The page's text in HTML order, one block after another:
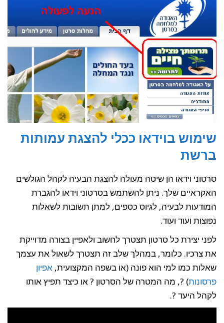
שימוש בוידאו ככלי להצגת עמותות
ברשת
סרטוני וידאו הן שיטה מעולה להצגת הבעיה לקהל הגולשים
האקראיים שלך. ניתן להשתמש בסרטוני וידאו להגברת
המודעות לבעיה, לגיוס כספים, למתן תשובות לשאלות
נפוצות ועוד ועוד.
לפני יצירת כל סרטון תצטרך לחשוב ולאפיין בצורה מדוייקת
את צרכיו. כלומר, במהלך שלב זה תצטרך לשאול את עצמך
שאלות כמו למי הוא פונה (או בשפה המקצועית, אפיון
פרסונות) ?, מה המטרה של הסרטון ? או כיצד תפיץ אותו
לקהל היעד ?.